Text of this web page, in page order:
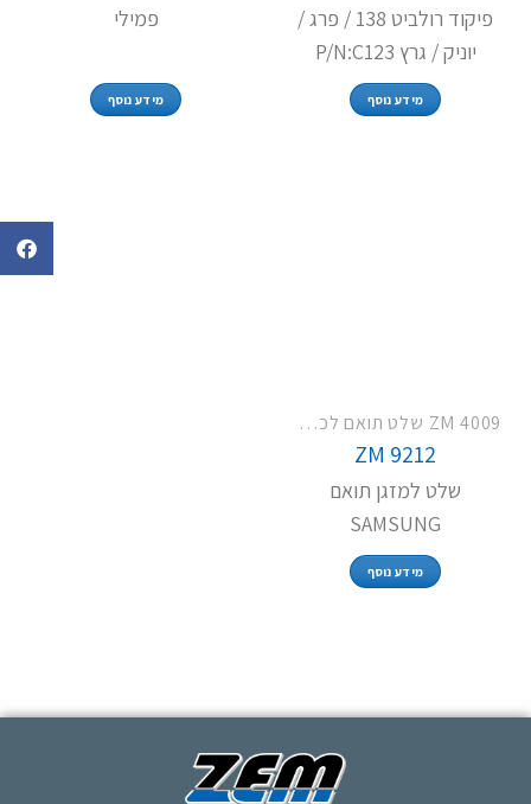
פיקוד רולביט 138 / פרג /
יוניק / גרץ P/N:C123
מידע נוסף
פמילי
מידע נוסף
ZM 4009 שלט תואם לכל מזגני פמילי TCL LG האייר וסמסונג
ZM 9212
שלט למזגן תואם
SAMSUNG
מידע נוסף